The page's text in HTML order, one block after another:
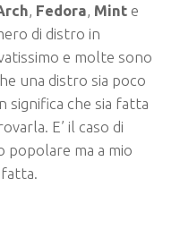
Fedora Mint e
di distro in
e molte sono
una distro sia poco
significa che sia fatta
E’ il caso di
popolare ma a mio